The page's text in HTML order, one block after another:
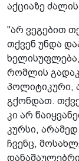
აქციაზე
"არ ვეგებით
თქვენ უნდა
ხელისუფლება,
რომლის
პოლიტიკური,
გქონდათ.
კი არ
კურსი,
ჩვენც,